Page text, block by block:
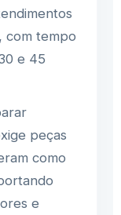
com tempo
e 45
peças
como
e